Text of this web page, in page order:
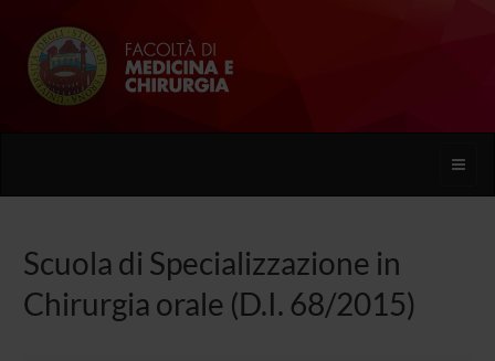
Toggle
Scuola di Specializzazione in
Chirurgia orale (D.I. 68/2015)